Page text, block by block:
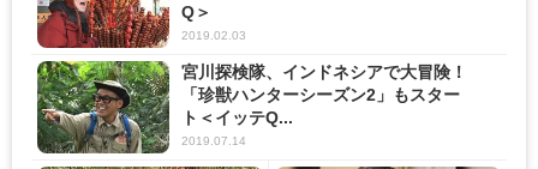
Q＞
2019.02.03
宮川探検隊、インドネシアで大冒険！
「珍獣ハンターシーズン2」もスター
ト＜イッテQ...
2019.07.14